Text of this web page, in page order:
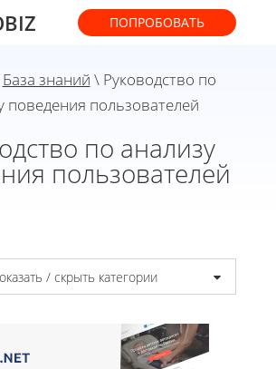
ПОПРОБОВАТЬ
База знаний \ Руководство по
поведения пользователей
по анализу
пользователей
/ скрыть категории